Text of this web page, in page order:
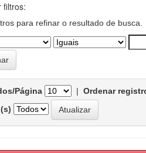
filtros:
para refinar o resultado de busca.
Página | Ordenar